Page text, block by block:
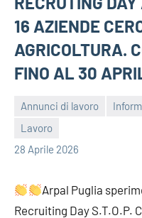
16 AZIENDE
AGRICOLTURA.
FINO AL 30
Annunci di lavoro
Lavoro
28 Aprile 2026
bragiovani
Arpal Puglia
Recruiting Day S.T.O.P.